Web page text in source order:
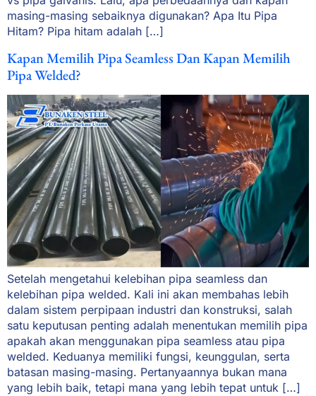
masing-masing sebaiknya digunakan? Apa Itu Pipa
Hitam? Pipa hitam adalah […]
Kapan Memilih Pipa Seamless Dan Kapan Memilih
Pipa Welded?
Setelah mengetahui kelebihan pipa seamless dan
kelebihan pipa welded. Kali ini akan membahas lebih
dalam sistem perpipaan industri dan konstruksi, salah
satu keputusan penting adalah menentukan memilih pipa
apakah akan menggunakan pipa seamless atau pipa
welded. Keduanya memiliki fungsi, keunggulan, serta
batasan masing-masing. Pertanyaannya bukan mana
yang lebih baik, tetapi mana yang lebih tepat untuk […]